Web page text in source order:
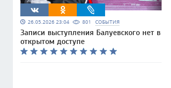
26.05.2026 23:04 801 СОБЫТИЯ
Записи выступления Балуевского нет в
открытом доступе